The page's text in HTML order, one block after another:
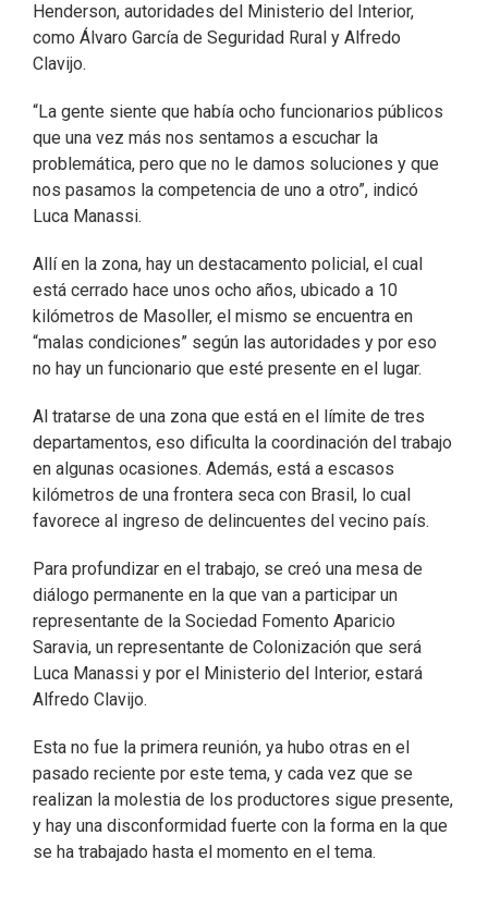
Henderson, autoridades del Ministerio del Interior,
como Álvaro García de Seguridad Rural y Alfredo
Clavijo.
“La gente siente que había ocho funcionarios públicos
que una vez más nos sentamos a escuchar la
problemática, pero que no le damos soluciones y que
nos pasamos la competencia de uno a otro”, indicó
Luca Manassi.
Allí en la zona, hay un destacamento policial, el cual
está cerrado hace unos ocho años, ubicado a 10
kilómetros de Masoller, el mismo se encuentra en
“malas condiciones” según las autoridades y por eso
no hay un funcionario que esté presente en el lugar.
Al tratarse de una zona que está en el límite de tres
departamentos, eso dificulta la coordinación del trabajo
en algunas ocasiones. Además, está a escasos
kilómetros de una frontera seca con Brasil, lo cual
favorece al ingreso de delincuentes del vecino país.
Para profundizar en el trabajo, se creó una mesa de
diálogo permanente en la que van a participar un
representante de la Sociedad Fomento Aparicio
Saravia, un representante de Colonización que será
Luca Manassi y por el Ministerio del Interior, estará
Alfredo Clavijo.
Esta no fue la primera reunión, ya hubo otras en el
pasado reciente por este tema, y cada vez que se
realizan la molestia de los productores sigue presente,
y hay una disconformidad fuerte con la forma en la que
se ha trabajado hasta el momento en el tema.